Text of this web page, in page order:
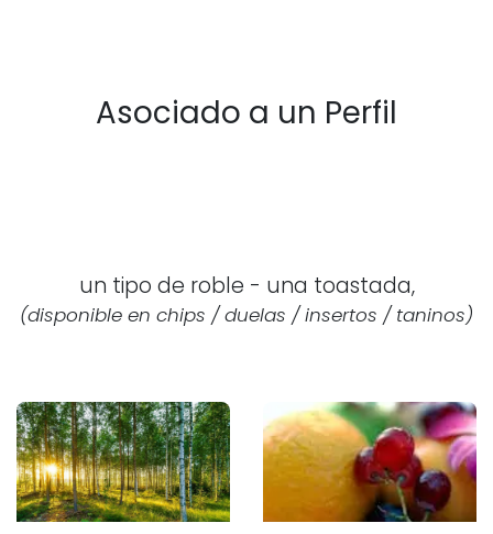
Asociado a un Perfil
un tipo de roble - una toastada,
(disponible en chips / duelas / insertos / taninos)